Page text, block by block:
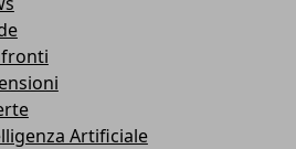
Artificiale